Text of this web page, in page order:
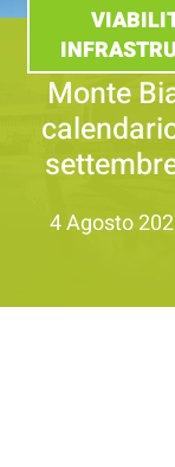
Monte
4 Agosto